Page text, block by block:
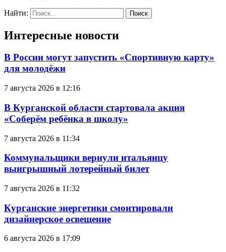
Найти:
Интересные новости
В России могут запустить «Спортивную карту»
для молодёжи
7 августа 2026 в 12:16
В Курганской области стартовала акция
«Соберём ребёнка в школу»
7 августа 2026 в 11:34
Коммунальщики вернули итальянцу
выигрышный лотерейный билет
7 августа 2026 в 11:32
Курганские энергетики смонтировали
дизайнерское освещение
6 августа 2026 в 17:09